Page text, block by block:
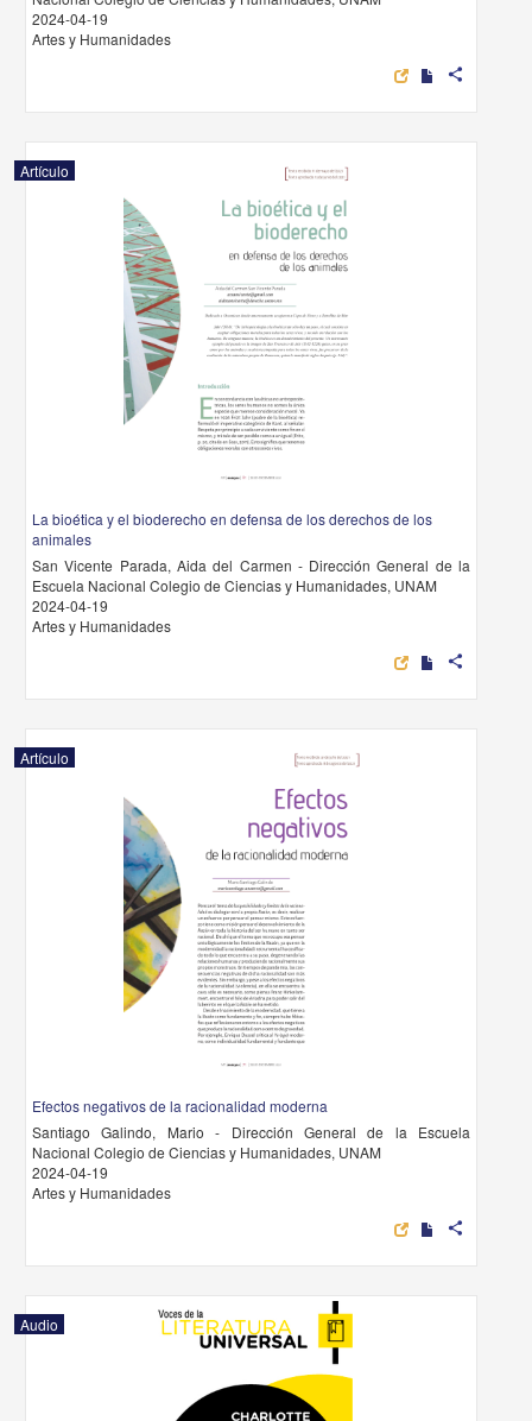
2024-04-19
Artes y Humanidades
share
Artículo
La bioética y el bioderecho en defensa de los derechos de los
animales
San Vicente Parada, Aida del Carmen - Dirección General de la
Escuela Nacional Colegio de Ciencias y Humanidades, UNAM
2024-04-19
Artes y Humanidades
share
Artículo
Efectos negativos de la racionalidad moderna
Santiago Galindo, Mario - Dirección General de la Escuela
Nacional Colegio de Ciencias y Humanidades, UNAM
2024-04-19
Artes y Humanidades
share
Audio